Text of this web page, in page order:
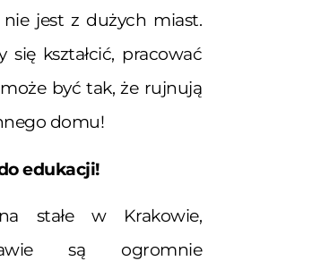
jest z dużych miast.
się kształcić, pracować
może być tak, że rujnują
domu!
edukacji!
stałe w Krakowie,
są ogromnie